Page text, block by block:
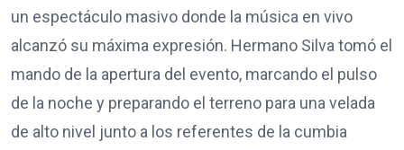
un espectáculo masivo donde la música en vivo
alcanzó su máxima expresión. Hermano Silva tomó el
mando de la apertura del evento, marcando el pulso
de la noche y preparando el terreno para una velada
de alto nivel junto a los referentes de la cumbia